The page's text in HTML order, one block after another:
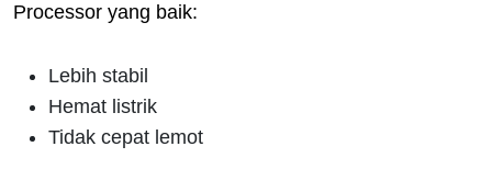
Processor yang baik:
Lebih stabil
Hemat listrik
Tidak cepat lemot